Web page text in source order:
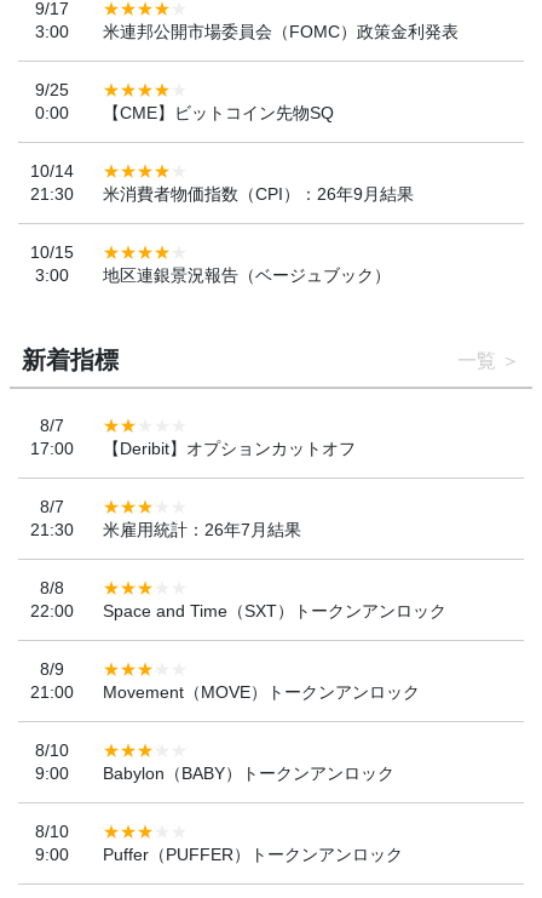
9/17
3:00
米連邦公開市場委員会（FOMC）政策金利発表
9/25
0:00
【CME】ビットコイン先物SQ
10/14
21:30
米消費者物価指数（CPI）：26年9月結果
10/15
3:00
地区連銀景況報告（ベージュブック）
新着指標 一覧
8/7
17:00
【Deribit】オプションカットオフ
8/7
21:30
米雇用統計：26年7月結果
8/8
22:00
Space and Time（SXT）トークンアンロック
8/9
21:00
Movement（MOVE）トークンアンロック
8/10
9:00
Babylon（BABY）トークンアンロック
8/10
9:00
Puffer（PUFFER）トークンアンロック